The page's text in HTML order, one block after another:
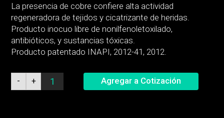
La presencia de cobre confiere alta actividad
regeneradora de tejidos y cicatrizante de heridas.
Producto inocuo libre de nonilfenoletoxilado,
antibióticos, y sustancias tóxicas.
Producto patentado INAPI, 2012-41, 2012.
-
Cow
Guard®
Gel
+ Agregar a Cotización